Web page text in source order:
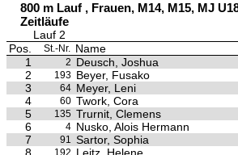
800 m Lauf , Frauen, M14, M15, MJ
Zeitläufe
Lauf 2
Pos.
St.-Nr. Name
1
2 Deusch, Joshua
2
193 Beyer, Fusako
3
64 Meyer, Leni
4
60 Twork, Cora
5
135 Trurnit, Clemens
6
4 Nusko, Alois Hermann
7
91 Sartor, Sophia
192